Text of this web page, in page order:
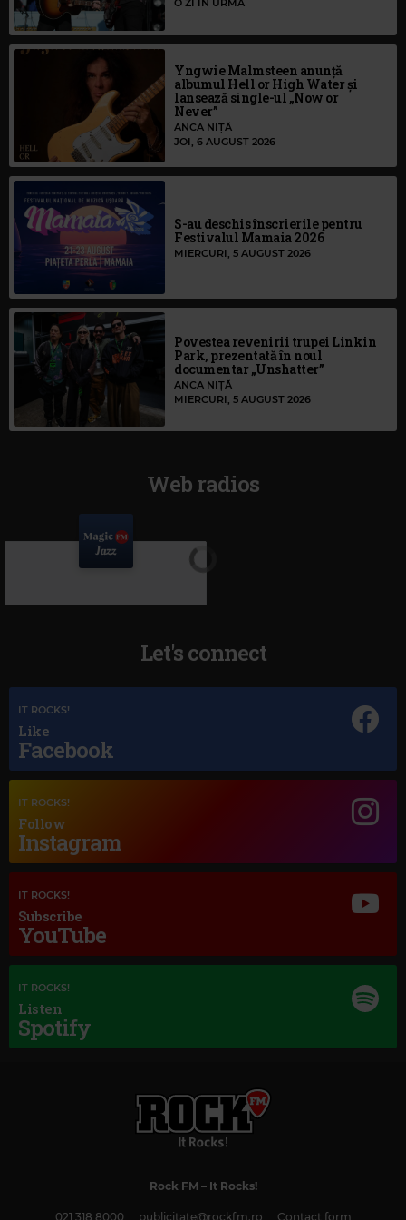
O ZI ÎN URMĂ
Yngwie Malmsteen anunță
albumul Hell or High Water și
lansează single-ul „Now or
Never”
ANCA NIȚĂ
JOI, 6 AUGUST 2026
S-au deschis înscrierile pentru
Festivalul Mamaia 2026
MIERCURI, 5 AUGUST 2026
Povestea revenirii trupei Linkin
Park, prezentată în noul
documentar „Unshatter”
ANCA NIȚĂ
MIERCURI, 5 AUGUST 2026
Web radios
Magic Jazz
Magic Classic Music
DOWNTON ABBEY - THE SUITE
Let's connect
IT ROCKS!
Like
Facebook
IT ROCKS!
Follow
Instagram
IT ROCKS!
Subscribe
YouTube
IT ROCKS!
Listen
Spotify
Rock FM– It Rocks!
021 318 8000 publicitate@rockfm.ro Contact form